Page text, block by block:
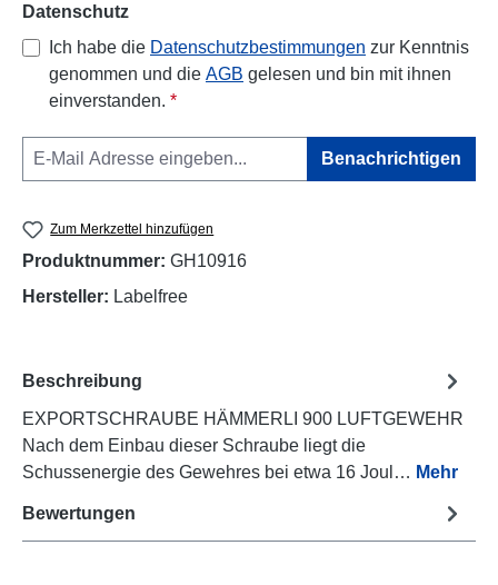
Datenschutz
Ich habe die Datenschutzbestimmungen zur Kenntnis
genommen und die AGB gelesen und bin mit ihnen
einverstanden. *
Benachrichtigen
Zum Merkzettel hinzufügen
Produktnummer: GH10916
Hersteller: Labelfree
Beschreibung
EXPORTSCHRAUBE HÄMMERLI 900 LUFTGEWEHR
Nach dem Einbau dieser Schraube liegt die
Schussenergie des Gewehres bei etwa 16 Joul… Mehr
Bewertungen